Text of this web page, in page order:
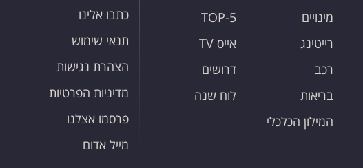
מינויים
רייטינג
רכב
בריאות
המילון הכלכלי
TOP-5
אייס TV
דרושים
לוח שנה
כתבו אלינו
תנאי שימוש
הצהרת נגישות
מדיניות הפרטיות
פרסמו אצלנו
מייל אדום